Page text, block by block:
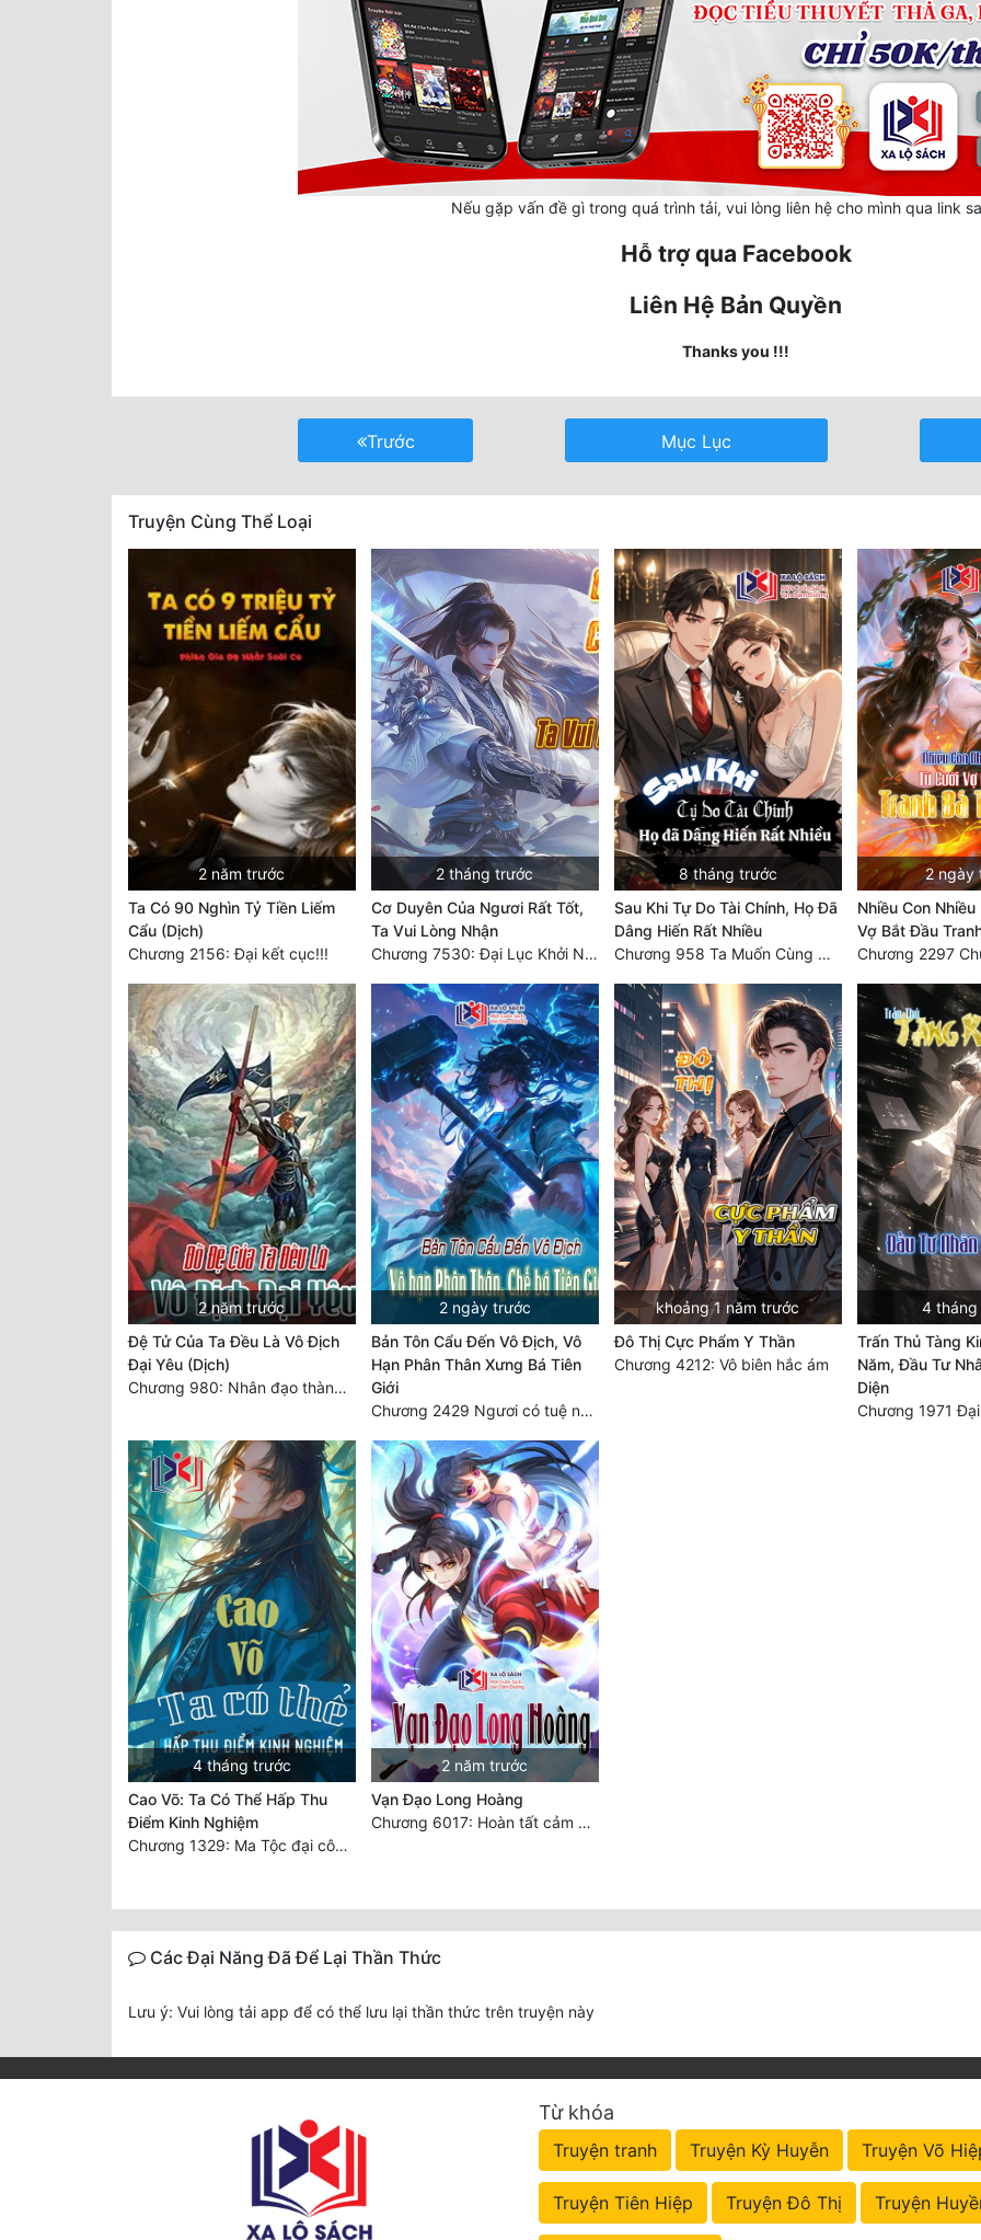
Nếu gặp vấn đề gì trong quá trình tải, vui lòng liên hệ cho mình qua link
Hỗ trợ qua Facebook
Liên Hệ Bản Quyền
Thanks you !!!
Trước Mục Lục
Truyện Cùng Thể Loại
2 năm trước
Ta Có 90 Nghìn Tỷ Tiền Liếm
Cẩu (Dịch)
Chương 2156: Đại kết cục!!!
2 tháng trước
Cơ Duyên Của Ngươi Rất Tốt,
Ta Vui Lòng Nhận
Chương 7530: Đại Lục Khởi Nguyên – Kiến Thành 71
8 tháng trước
Sau Khi Tự Do Tài Chính, Họ Đã
Dâng Hiến Rất Nhiều
Chương 958 Ta Muốn Cùng Các Cô Vĩnh Viễn Ở Bên Nhau (2) Hết
2 ngày
Nhiều Con
Vợ Bắt Đầu
2 năm trước
Đệ Tử Của Ta Đều Là Vô Địch
Đại Yêu (Dịch)
Chương 980: Nhân đạo thành Thánh (4). HẾT.
2 ngày trước
Bản Tôn Cẩu Đến Vô Địch, Vô
Hạn Phân Thân Xưng Bá Tiên
Giới
Chương 2429 Ngươi có tuệ nhãn? Ta có...
khoảng 1 năm trước
Đô Thị Cực Phẩm Y Thần
Chương 4212: Vô biên hắc ám
4
Trấn Thủ Tàng
Năm, Đầu Tư
Diện
Chương 1971
4 tháng trước
Cao Võ: Ta Có Thể Hấp Thu
Điểm Kinh Nghiệm
Chương 1329: Ma Tộc đại công chúa Thương Nguyệt
2 năm trước
Vạn Đạo Long Hoàng
Chương 6017: Hoàn tất cảm nghĩ của tác giả
Các Đại Năng Đã Để Lại Thần Thức
Lưu ý: Vui lòng tải app để có thể lưu lại thần thức trên truyện này
Từ khóa
Truyện tranh Truyện Kỳ Huyễn Truyện Võ
Truyện Tiên Hiệp Truyện Đô Thị Truyện